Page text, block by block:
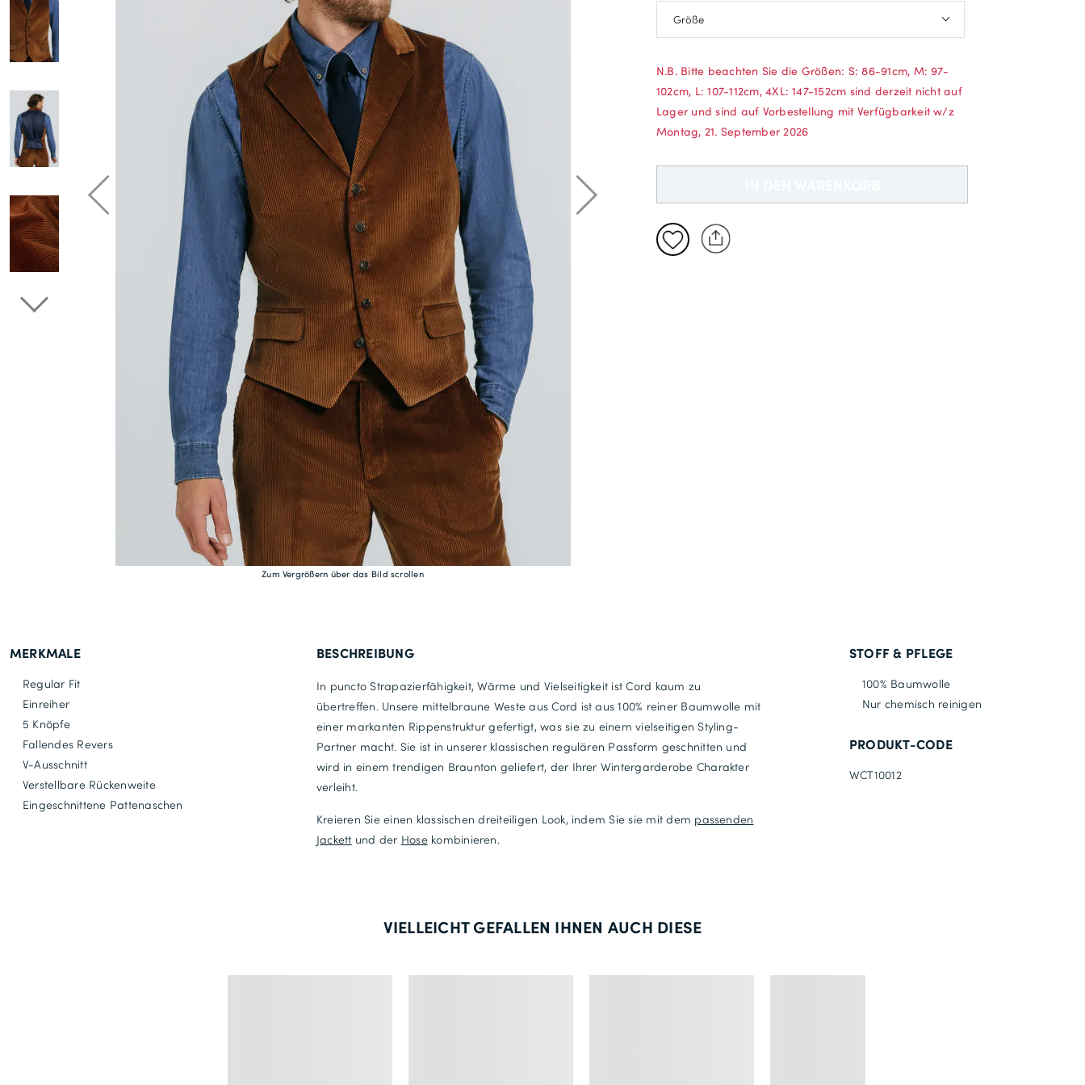
Neu bei Dobell?
EIN KONTO ERSTELLEN
Zum Vergrößern über das Bild scrollen
L: 107-112cm (versandt w/z 21.9.2026)
XL: 117-122cm
2XL: 127-132cm
4XL: 147-152cm (versandt w/z 21.9.2026)
N.B. Bitte beachten Sie die Größen: S: 86-91cm, M: 97-
102cm, L: 107-112cm, 4XL: 147-152cm sind derzeit nicht auf
Lager und sind auf Vorbestellung mit Verfügbarkeit w/z
Montag, 21. September 2026
MERKMALE
Regular Fit
Einreiher
5 Knöpfe
Fallendes Revers
V-Ausschnitt
Verstellbare Rückenweite
Eingeschnittene Pattenaschen
BESCHREIBUNG
In puncto Strapazierfähigkeit, Wärme und Vielseitigkeit ist Cord kaum zu
übertreffen. Unsere mittelbraune Weste aus Cord ist aus 100% reiner Baumwolle mit
einer markanten Rippenstruktur gefertigt, was sie zu einem vielseitigen Styling-
Partner macht. Sie ist in unserer klassischen regulären Passform geschnitten und
wird in einem trendigen Braunton geliefert, der Ihrer Wintergarderobe Charakter
verleiht.
Kreieren Sie einen klassischen dreiteiligen Look, indem Sie sie mit dem passenden
Jackett und der Hosekombinieren.
STOFF & PFLEGE
100% Baumwolle
Nur chemisch reinigen
PRODUKT-CODE
WCT10012
VIELLEICHT GEFALLEN IHNEN AUCH DIESE